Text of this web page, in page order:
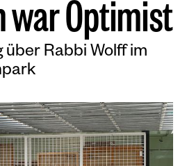
warOptimist
über Rabbi Wolff im